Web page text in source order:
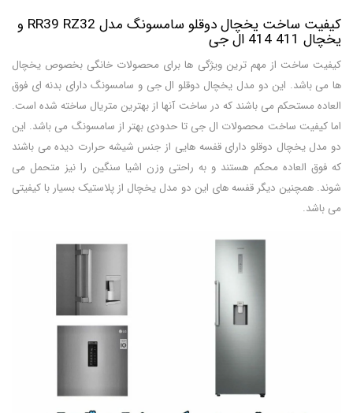
کیفیت ساخت یخچال دوقلو سامسونگ مدل RR39 RZ32 و
یخچال 411 414 ال جی
کیفیت ساخت از مهم ترین ویژگی ها برای محصولات خانگی بخصوص یخچال
ها می باشد. این دو مدل یخچال دوقلو ال جی و سامسونگ دارای بدنه ای فوق
العاده مستحکم می باشند که در ساخت آنها از بهترین متریال ساخته شده است.
اما کیفیت ساخت محصولات ال جی تا حدودی بهتر از سامسونگ می باشد. این
دو مدل یخچال دوقلو دارای قفسه هایی از جنس شیشه حرارت دیده می باشند
که فوق العاده محکم هستند و به راحتی وزن اشیا سنگین را نیز متحمل می
شوند. همچنین دیگر قفسه های این دو مدل یخچال از پلاستیک بسیار با کیفیتی
می باشد.